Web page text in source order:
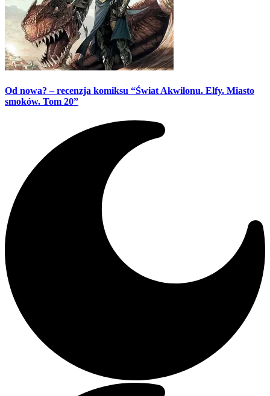
Od nowa? – recenzja komiksu “Świat Akwilonu. Elfy. Miasto
smoków. Tom 20”